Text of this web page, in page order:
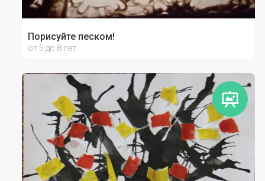
Порисуйте песком!
от 5 до 8 лет